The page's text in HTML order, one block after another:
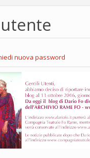
nuova password